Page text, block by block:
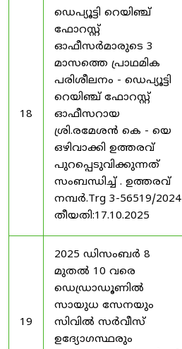
18
ഡെപ്യൂട്ടി റെയിഞ്ച്
ഫോറസ്റ്റ്
ഓഫീസർമാരുടെ 3
മാസത്തെ പ്രാഥമിക
പരിശീലനം - ഡെപ്യൂട്ടി
റെയിഞ്ച് ഫോറസ്റ്റ്
ഓഫീസറായ
ശ്രി.രമേശൻ കെ - യെ
ഒഴിവാക്കി ഉത്തരവ്
പുറപ്പെടുവിക്കുന്നത്
സംബന്ധിച്ച് . ഉത്തരവ്
നമ്പർ.Trg 3-56519/2024
തീയതി:17.10.2025
19
2025 ഡിസംബർ 8
മുതൽ 10 വരെ
ഡെഡ്രാഡൂണിൽ
സായുധ സേനയും
സിവിൽ സർവീസ്
ഉദ്യോഗസ്ഥരും